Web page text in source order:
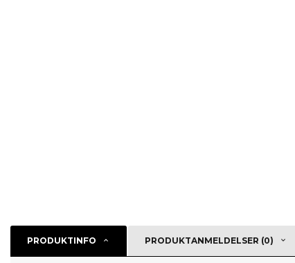
PRODUKTINFO PRODUKTANMELDELSER (0)